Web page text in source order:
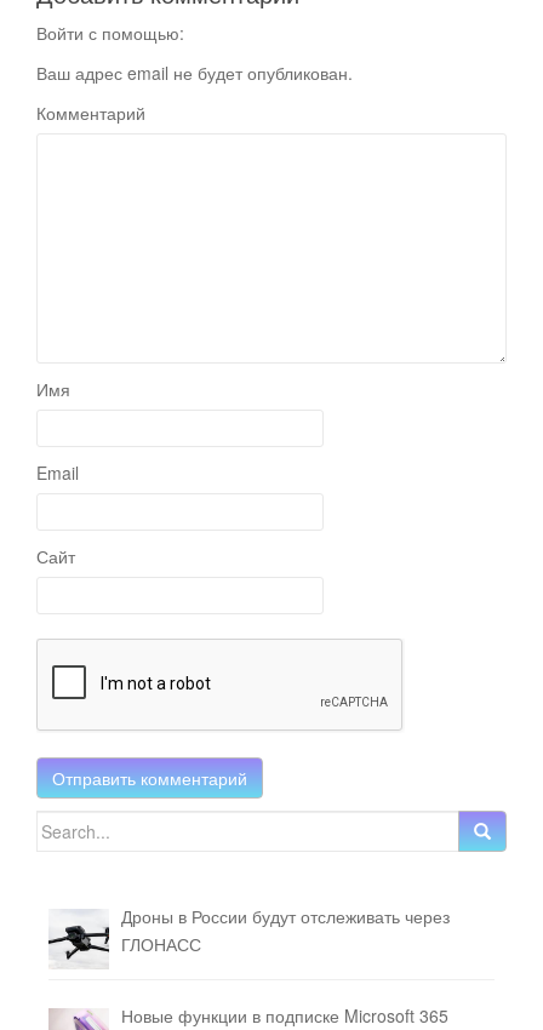
Войти с помощью:
Ваш адрес email не будет опубликован.
Комментарий
Имя
Email
Сайт
Search for:
Дроны в России будут отслеживать через
ГЛОНАСС
Новые функции в подписке Microsoft 365